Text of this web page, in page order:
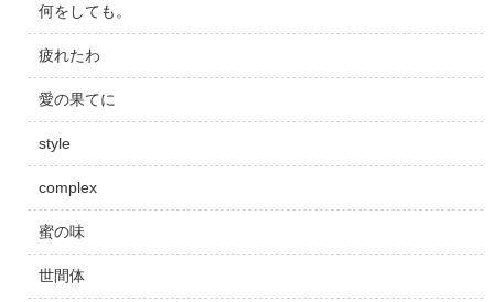
何をしても。
疲れたわ
愛の果てに
style
complex
蜜の味
世間体